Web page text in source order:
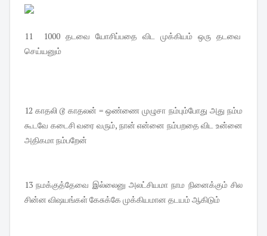
11 1000 தடவை யோசிப்பதை விட முக்கியம் ஒரு தடவை
செய்யனும்
12 காதலி டூ காதலன் = ஒண்ணை முழுசா நம்பும்போது அது நம்ம
கூடவே கடைசி வரை வரும், நான் என்னை நம்பறதை விட உன்னை
அதிகமா நம்பறேன்
13 நமக்குத்தேவை இல்லைனு அலட்சியமா நாம நினைக்கும் சில
சின்ன விஷயங்கள் கேசுக்கே முக்கியமான தடயம் ஆகிடும்